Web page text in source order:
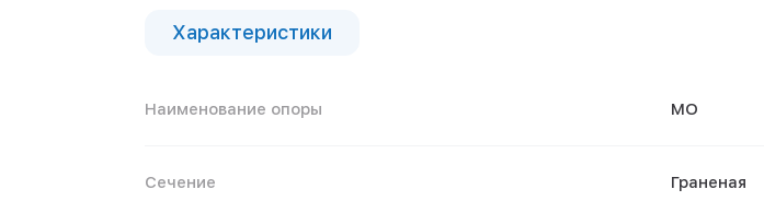
Характеристики
Наименование опоры МО
Сечение Граненая